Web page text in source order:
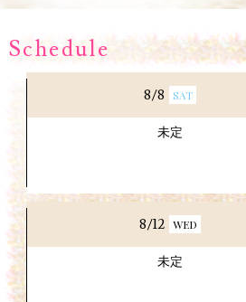
Schedule
8/8 SAT
未定
8/12 WED
未定